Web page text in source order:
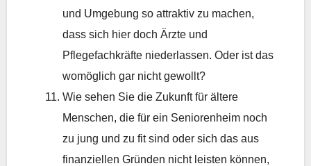
und Umgebung so attraktiv zu machen,
dass sich hier doch Ärzte und
Pflegefachkräfte niederlassen. Oder ist das
womöglich gar nicht gewollt?
Wie sehen Sie die Zukunft für ältere
Menschen, die für ein Seniorenheim noch
zu jung und zu fit sind oder sich das aus
finanziellen Gründen nicht leisten können,